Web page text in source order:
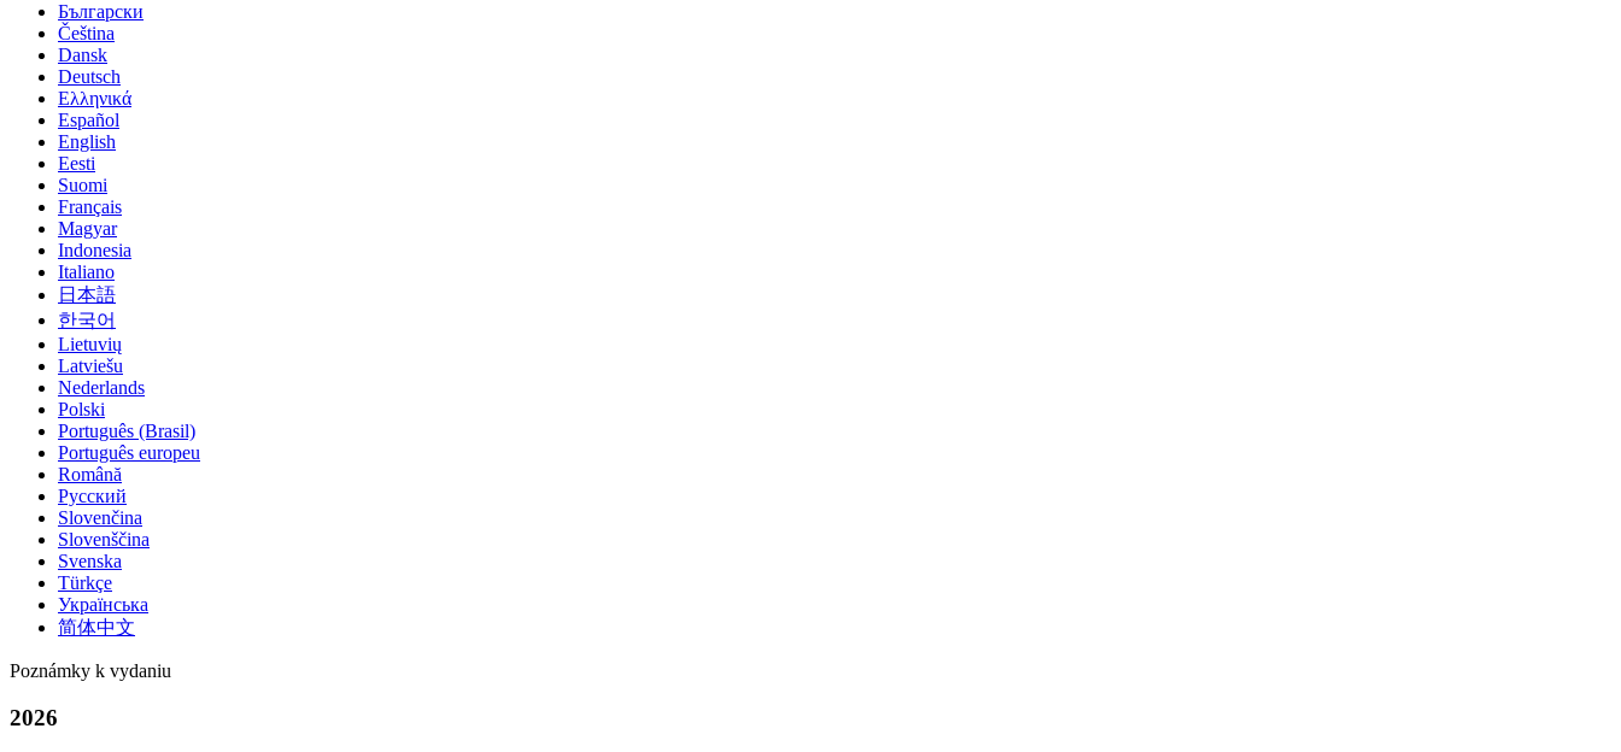
Български
Čeština
Dansk
Deutsch
Ελληνικά
Español
English
Eesti
Suomi
Français
Magyar
Indonesia
Italiano
日本語
한국어
Lietuvių
Latviešu
Nederlands
Polski
Português (Brasil)
Português europeu
Română
Русский
Slovenčina
Slovenščina
Svenska
Türkçe
Українська
简体中文
Poznámky k vydaniu
2026